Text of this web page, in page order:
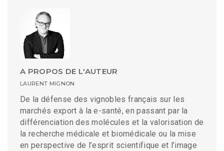
A PROPOS DE L'AUTEUR
LAURENT MIGNON
De la défense des vignobles français sur les
marchés export à la e-santé, en passant par la
différenciation des molécules et la valorisation de
la recherche médicale et biomédicale ou la mise
en perspective de l’esprit scientifique et l’image